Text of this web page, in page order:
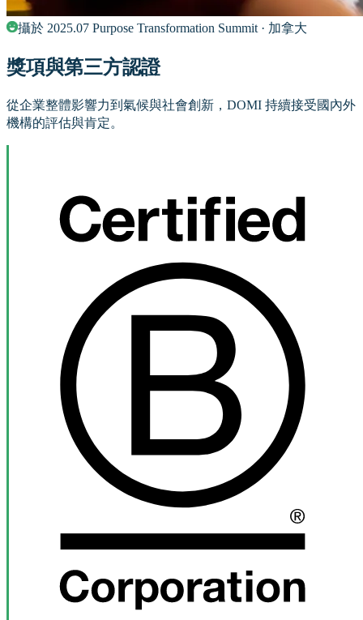
攝於 2025.07 Purpose Transformation Summit · 加拿大
獎項與第三方認證
從企業整體影響力到氣候與社會創新，DOMI 持續接受國內外
機構的評估與肯定。